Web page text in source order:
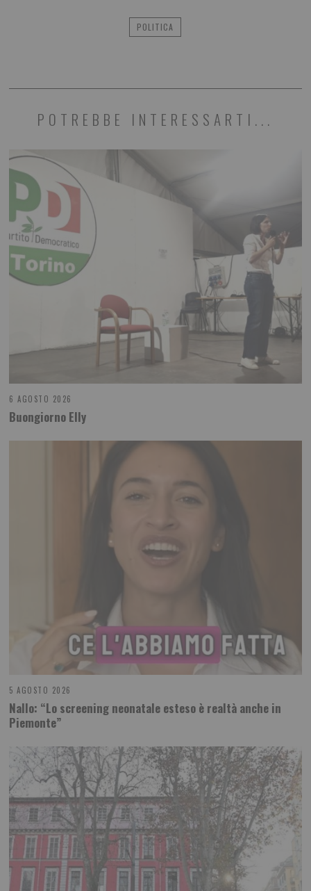
POLITICA
POTREBBE INTERESSARTI...
6 AGOSTO 2026
Buongiorno Elly
5 AGOSTO 2026
Nallo: “Lo screening neonatale esteso è realtà anche in
Piemonte”